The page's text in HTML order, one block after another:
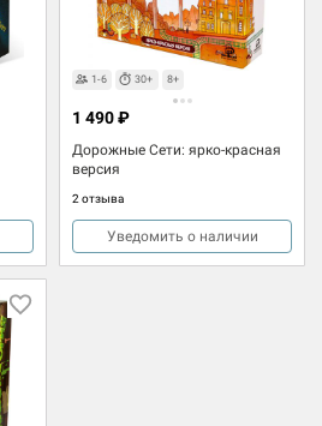
1-6 30+ 8+
Дорожные Сети: ярко-красная
версия
2 отзыва
1 490 ₽
Уведомить о наличии